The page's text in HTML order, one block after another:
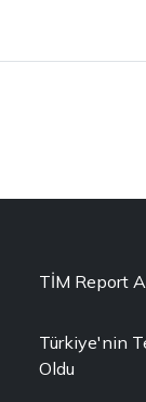
TİM Report
Türkiye'nin
Oldu